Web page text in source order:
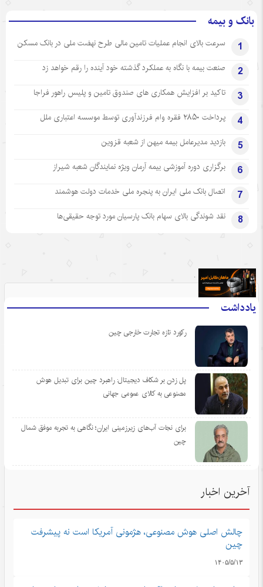
بانک و بیمه
1 سرعت بالای انجام عملیات تامین مالی طرح نهضت ملی در بانک مسکن
2 صنعت بیمه با نگاه به عملکرد گذشته خود آینده را رقم خواهد زد
3 تاکید بر افزایش همکاری های صندوق تامین و پلیس راهور فراجا
4 پرداخت ۲۸۵۰ فقره وام فرزندآوری توسط موسسه اعتباری ملل
5 بازدید مدیرعامل بیمه میهن از شعبه قزوین
6 برگزاری دوره آموزشی بیمه آرمان ویژه نمایندگان شعبه شیراز
7 اتصال بانک ملی ایران به پنجره ملی خدمات دولت هوشمند
8 نقد شوندگی بالای سهام بانک پارسیان مورد توجه حقیقی‌ها
یادداشت
رکورد تازه تجارت خارجی چین
پل زدن بر شکاف دیجیتال: راهبرد چین برای تبدیل هوش
مصنوعی به کالای عمومی جهانی
برای نجات آب‌های زیرزمینی ایران؛ نگاهی به تجربه موفق شمال
چین
.
آخرین اخبار
چالش اصلی هوش مصنوعی، هژمونی آمریکا است نه پیشرفت
چین
۱۴۰۵/۵/۱۳